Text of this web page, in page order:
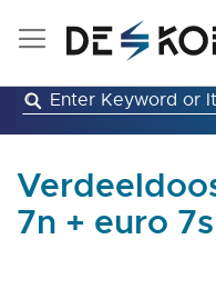
7n + euro 7s